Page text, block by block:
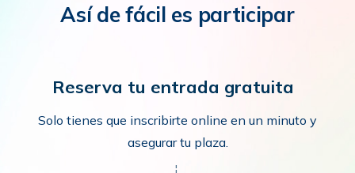
Así de fácil es participar
Reserva tu entrada gratuita
Solo tienes que inscribirte online en un minuto y
asegurar tu plaza.